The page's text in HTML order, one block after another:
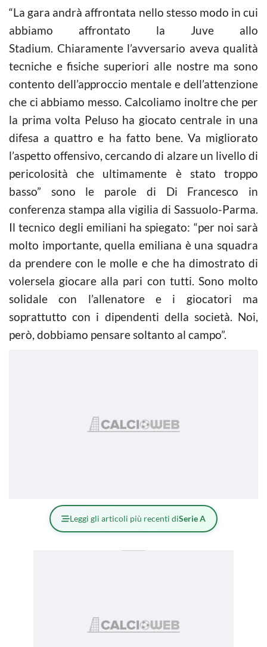
“La gara andrà affrontata nello stesso modo in cui
abbiamo affrontato la Juve allo
Stadium. Chiaramente l’avversario aveva qualità
tecniche e fisiche superiori alle nostre ma sono
contento dell’approccio mentale e dell’attenzione
che ci abbiamo messo. Calcoliamo inoltre che per
la prima volta Peluso ha giocato centrale in una
difesa a quattro e ha fatto bene. Va migliorato
l’aspetto offensivo, cercando di alzare un livello di
pericolosità che ultimamente è stato troppo
basso” sono le parole di Di Francesco in
conferenza stampa alla vigilia di Sassuolo-Parma.
Il tecnico degli emiliani ha spiegato: “per noi sarà
molto importante, quella emiliana è una squadra
da prendere con le molle e che ha dimostrato di
volersela giocare alla pari con tutti. Sono molto
solidale con l’allenatore e i giocatori ma
soprattutto con i dipendenti della società. Noi,
però, dobbiamo pensare soltanto al campo”.
Leggi gli articoli più recenti diSerie A